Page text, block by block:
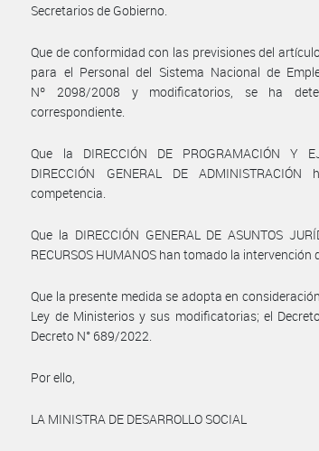
Secretarios de Gobierno.
Que de conformidad con las previsiones del
para el Personal del Sistema Nacional de
Nº 2098/2008 y modificatorios, se ha
correspondiente.
Que la DIRECCIÓN DE PROGRAMACIÓN Y
DIRECCIÓN GENERAL DE
competencia.
Que la DIRECCIÓN GENERAL DE ASUNTOS
RECURSOS HUMANOS han tomado la intervención
Que la presente medida se adopta en
Ley de Ministerios y sus modificatorias; el
Decreto N° 689/2022.
Por ello,
LA MINISTRA DE DESARROLLO SOCIAL